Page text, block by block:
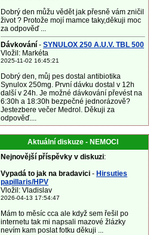
Dobrý den můžu vědět jak přesně vám zničil
život ? Protože mojí mamce taky,děkuji moc
za odpověď ...
Dávkování - SYNULOX 250 A.U.V. TBL 500
Vložil: Markéta
2025-11-02 16:45:21
Dobrý den, můj pes dostal antibiotika
Synulox 250mg. První dávku dostal v 12h
další v 24h. Je možné dávkování převést na
6:30h a 18:30h bezpečné jednorázově?
Jestezbere večer Medrol. Děkuji za
odpověď....
Aktuální diskuze - NEMOCI
Nejnovější příspěvky v diskuzi:
Vypadá to jak na bradavici - Hirsuties
papillaris/HPV
Vložil: Vladislav
2026-04-13 17:54:47
Mám to měsíc cca ale když sem řešil po
internetu tak mi napsali mazové žlázky
nevím kam poslat fotku děkuji ...